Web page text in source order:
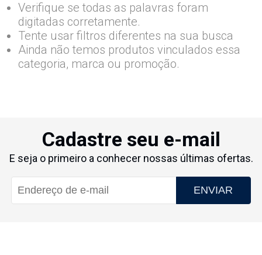
Verifique se todas as palavras foram
digitadas corretamente.
Tente usar filtros diferentes na sua busca
Ainda não temos produtos vinculados essa
categoria, marca ou promoção.
Cadastre seu e-mail
E seja o primeiro a conhecer nossas últimas ofertas.
ENVIAR